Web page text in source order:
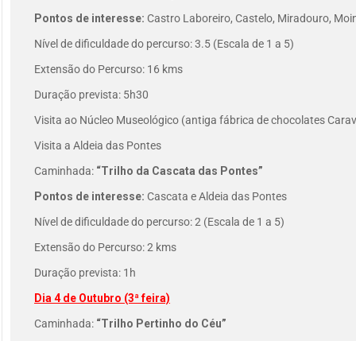
Pontos de interesse: Castro Laboreiro, Castelo, Miradouro,
Nível de dificuldade do percurso: 3.5 (Escala de 1 a 5)
Extensão do Percurso: 16 kms
Duração prevista: 5h30
Visita ao Núcleo Museológico (antiga fábrica de chocolates
Visita a Aldeia das Pontes
Caminhada: “Trilho da Cascata das Pontes”
Pontos de interesse: Cascata e Aldeia das Pontes
Nível de dificuldade do percurso: 2 (Escala de 1 a 5)
Extensão do Percurso: 2 kms
Duração prevista: 1h
Dia 4 de Outubro (3ª feira)
Caminhada: “Trilho Pertinho do Céu”